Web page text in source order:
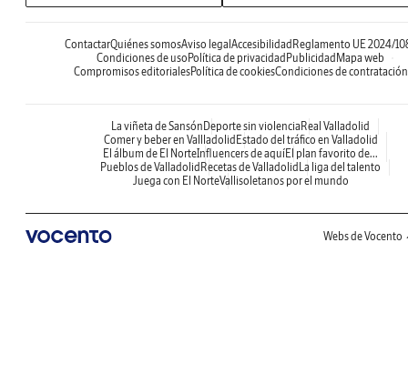
ContactarQuiénes somosAviso legal Accesibilidad Reglamento UE 2024/
Condiciones de uso Política de privacidad Publicidad Mapa web
Compromisos editorialesPolítica de cookiesCondiciones de contratación
La viñeta de Sansón Deporte sin violencia Real Valladolid
Comer y beber en Vallladolid Estado del tráfico en Valladolid
El álbum de El NorteInfluencers de aquíEl plan favorito de...
Pueblos de Valladolid Recetas de Valladolid La liga del talento
Juega con El NorteVallisoletanos por el mundo
Webs de Vocento